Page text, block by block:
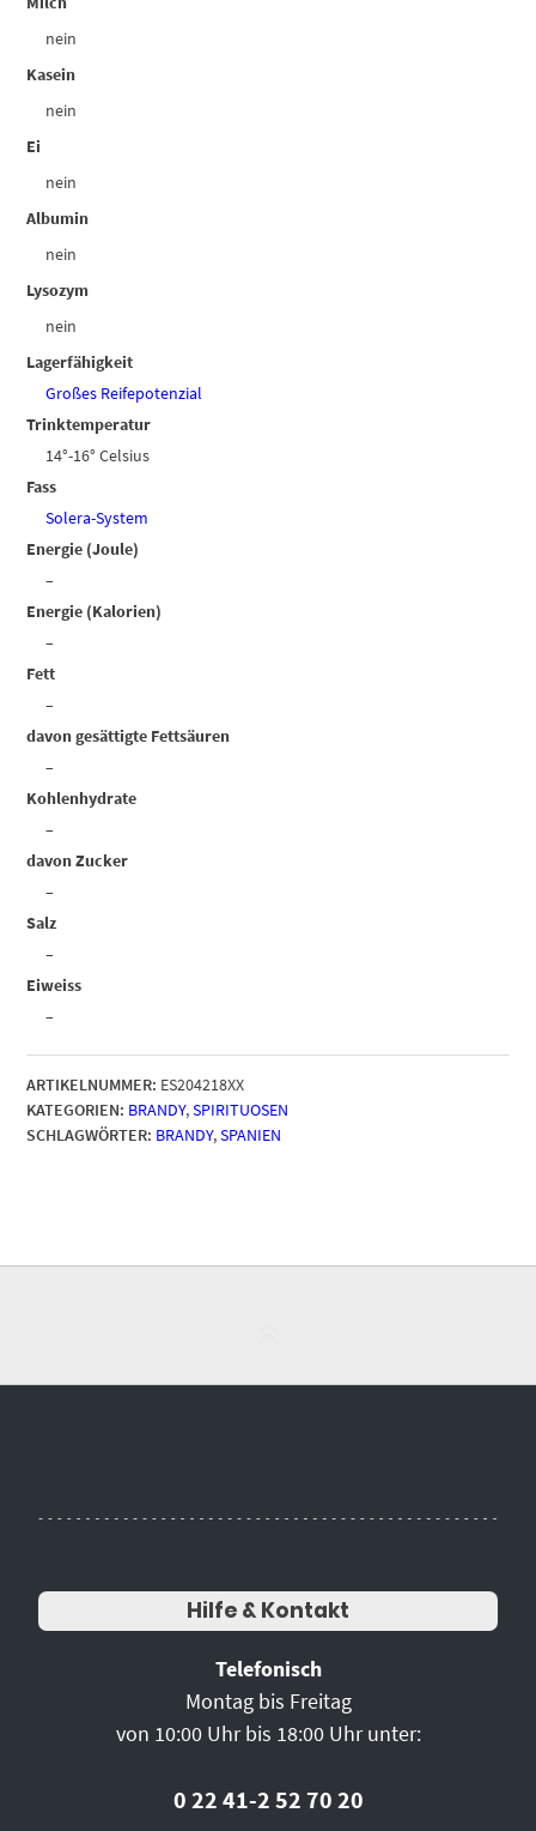
nein
Kasein
nein
Ei
nein
Albumin
nein
Lysozym
nein
Lagerfähigkeit
Großes Reifepotenzial
Trinktemperatur
14°-16° Celsius
Fass
Solera-System
Energie (Joule)
–
Energie (Kalorien)
–
Fett
–
davon gesättigte Fettsäuren
–
Kohlenhydrate
–
davon Zucker
–
Salz
–
Eiweiss
–
ARTIKELNUMMER: ES204218XX
KATEGORIEN: BRANDY,SPIRITUOSEN
SCHLAGWÖRTER: BRANDY,SPANIEN
Hilfe & Kontakt
Telefonisch
Montag bis Freitag
von 10:00 Uhr bis 18:00 Uhr unter:
0 22 41-2 52 70 20